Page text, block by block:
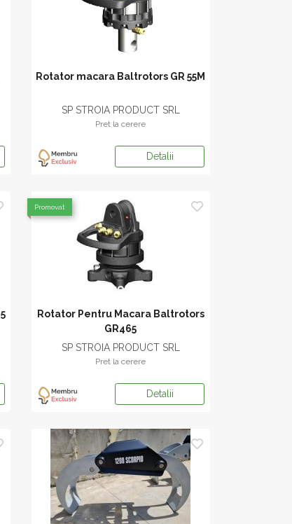
Rotator macara Baltrotors GR 55M
SP STROIA PRODUCT SRL
Pret la cerere
Detalii
Rotator Pentru Macara Baltrotors
GR465
SP STROIA PRODUCT SRL
Pret la cerere
Detalii
Promovat